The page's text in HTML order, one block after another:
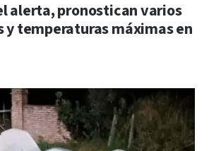
alerta, pronostican varios
y temperaturas máximas en